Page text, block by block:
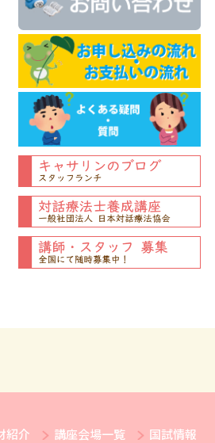
紹介 講座会場一覧 国試情報